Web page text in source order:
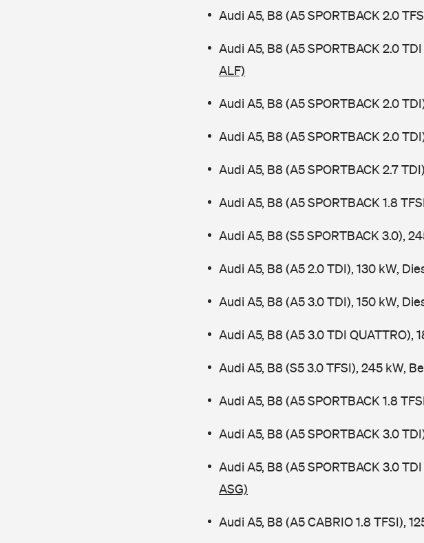
Audi A5, B8 (A5 SPORTBACK 2.0
Audi A5, B8 (A5 SPORTBACK 2.0
ALF)
Audi A5, B8 (A5 SPORTBACK 2.0
Audi A5, B8 (A5 SPORTBACK 2.0
Audi A5, B8 (A5 SPORTBACK 2.7
Audi A5, B8 (A5 SPORTBACK 1.8
Audi A5, B8 (S5 SPORTBACK 3.0),
Audi A5, B8 (A5 2.0 TDI), 130 kW,
Audi A5, B8 (A5 3.0 TDI), 150 kW,
Audi A5, B8 (A5 3.0 TDI QUATTRO),
Audi A5, B8 (S5 3.0 TFSI), 245 kW,
Audi A5, B8 (A5 SPORTBACK 1.8
Audi A5, B8 (A5 SPORTBACK 3.0
Audi A5, B8 (A5 SPORTBACK 3.0
ASG)
Audi A5, B8 (A5 CABRIO 1.8 TFSI),